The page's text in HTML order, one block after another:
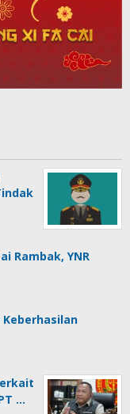
Rambak, YNR
…